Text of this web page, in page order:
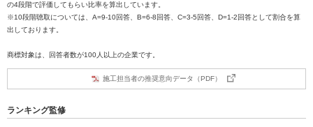
の4段階で評価してもらい比率を算出しています。
※10段階聴取については、A=9-10回答、B=6-8回答、C=3-5回答、D=1-2回答として割合を算
出しております。
商標対象は、回答者数が100人以上の企業です。
施工担当者の推奨意向データ（PDF）
ランキング監修